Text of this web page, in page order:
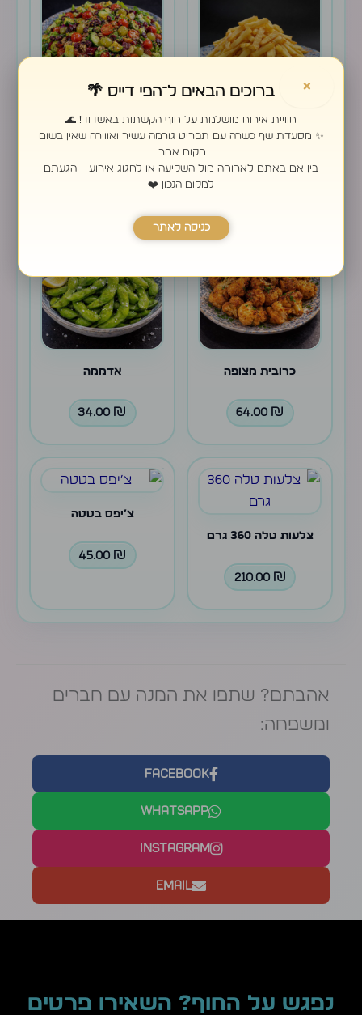
50.00₪
78.00₪
כרובית מצופה
64.00 ₪
אדממה
34.00 ₪
צלעות טלה 360 גרם
210.00 ₪
צ׳יפס בטטה
45.00 ₪
אהבתם? שתפו את המנה עם חברים
ומשפחה:
Facebook
WhatsApp
Instagram
Email
נפגש על החוף? השאירו פרטים
× ברוכים הבאים ל־הפי דייס 🌴
חוויית אירוח מושלמת על חוף הקשתות באשדוד! 🌊
✨ מסעדת שף כשרה עם תפריט גורמה עשיר ואווירה שאין בשום
מקום אחר.
בין אם באתם לארוחה מול השקיעה או לחגוג אירוע – הגעתם
למקום הנכון ❤️
כניסה לאתר